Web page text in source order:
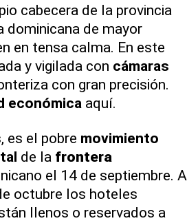
cabecera de la provincia
dominicana de mayor
en tensa calma. En este
y vigilada con cámaras
con gran precisión.
económica aquí.
es el pobre movimiento
de la frontera
el 14 de septiembre. A
octubre los hoteles
llenos o reservados a